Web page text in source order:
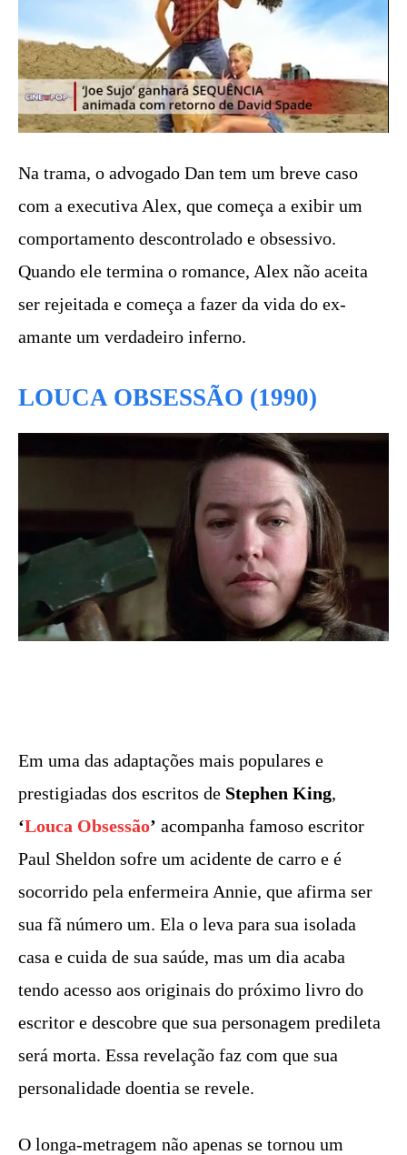
Na trama, o advogado Dan tem um breve caso
com a executiva Alex, que começa a exibir um
comportamento descontrolado e obsessivo.
Quando ele termina o romance, Alex não aceita
ser rejeitada e começa a fazer da vida do ex-
amante um verdadeiro inferno.
LOUCA OBSESSÃO (1990)
Em uma das adaptações mais populares e
prestigiadas dos escritos de Stephen King,
‘Louca Obsessão’ acompanha famoso escritor
Paul Sheldon sofre um acidente de carro e é
socorrido pela enfermeira Annie, que afirma ser
sua fã número um. Ela o leva para sua isolada
casa e cuida de sua saúde, mas um dia acaba
tendo acesso aos originais do próximo livro do
escritor e descobre que sua personagem predileta
será morta. Essa revelação faz com que sua
personalidade doentia se revele.
O longa-metragem não apenas se tornou um